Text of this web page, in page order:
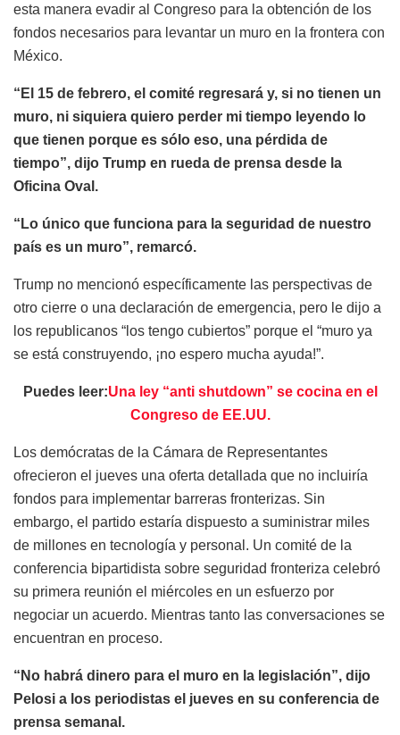
esta manera evadir al Congreso para la obtención de los
fondos necesarios para levantar un muro en la frontera con
México.
“El 15 de febrero, el comité regresará y, si no tienen un
muro, ni siquiera quiero perder mi tiempo leyendo lo
que tienen porque es sólo eso, una pérdida de
tiempo”, dijo Trump en rueda de prensa desde la
Oficina Oval.
“Lo único que funciona para la seguridad de nuestro
país es un muro”, remarcó.
Trump no mencionó específicamente las perspectivas de
otro cierre o una declaración de emergencia, pero le dijo a
los republicanos “los tengo cubiertos” porque el “muro ya
se está construyendo, ¡no espero mucha ayuda!”.
Puedes leer:Una ley “anti shutdown” se cocina en el
Congreso de EE.UU.
Los demócratas de la Cámara de Representantes
ofrecieron el jueves una oferta detallada que no incluiría
fondos para implementar barreras fronterizas. Sin
embargo, el partido estaría dispuesto a suministrar miles
de millones en tecnología y personal. Un comité de la
conferencia bipartidista sobre seguridad fronteriza celebró
su primera reunión el miércoles en un esfuerzo por
negociar un acuerdo. Mientras tanto las conversaciones se
encuentran en proceso.
“No habrá dinero para el muro en la legislación”, dijo
Pelosi a los periodistas el jueves en su conferencia de
prensa semanal.